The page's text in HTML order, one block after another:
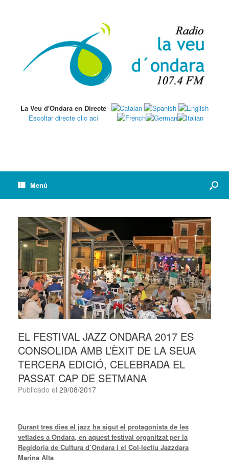
La Veu d'Ondara en Directe
Escoltar directe clic ací
Menú
EL FESTIVAL JAZZ ONDARA 2017 ES
CONSOLIDA AMB L’ÈXIT DE LA SEUA
TERCERA EDICIÓ, CELEBRADA EL
PASSAT CAP DE SETMANA
Publicado el 29/08/2017
Durant tres dies el jazz ha sigut el protagonista de les
vetlades a Ondara, en aquest festival organitzat per la
Regidoria de Cultura d’Ondara i el Col·lectiu Jazzdara
Marina Alta